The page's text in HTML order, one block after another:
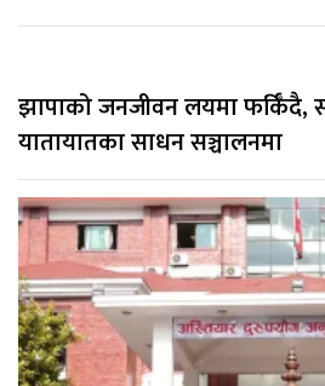
झापाको जनजीवन लयमा फर्किँदै,
यातायातका साधन सञ्चालनमा